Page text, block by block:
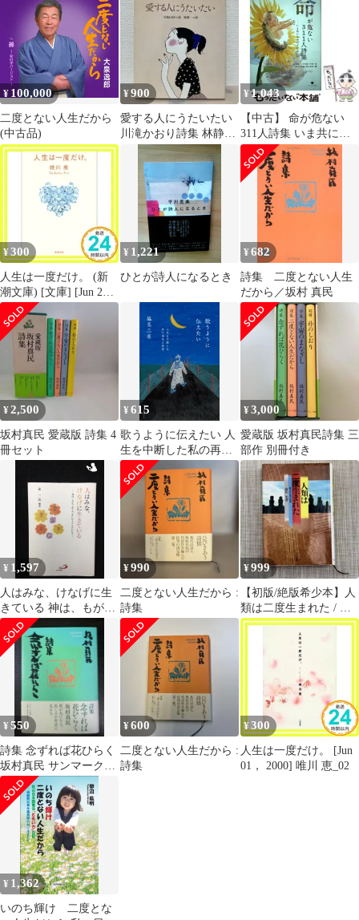
塩見三省（単行本）
¥ 100,000
二度とない人生だから
(中古品)
¥900
愛する人にうたいたい
川滝かおり詩集 林静一
絵 サンリオ
¥ 1,043
【中古】 命が危ない
311人詩集 いま共にふ
みだすために / 佐相憲
一 中村純 宇宿一成 鈴
木比佐雄 亜久津歩 / コ
ールサック社
¥300
人生は一度だけ。 (新
潮文庫) [文庫] [Jun 26,
2005] 恵, 唯川_03
¥ 1,221
ひとが詩人になるとき
¥682
詩集 二度とない人生
だから／坂村 真民
¥2,500
坂村真民 愛蔵版 詩集 4
冊セット
¥615
歌うように伝えたい 人
生を中断した私の再生
と希望/角川春樹事務所/
塩見三省（単行本）
¥3,000
愛蔵版 坂村真民詩集 三
部作 別冊付き
¥ 1,597
人はみな、けなげに生
きている 神は、もが
き、悲しみ、苦しむ人
とともにいる
¥990
二度とない人生だから :
詩集
¥999
【初版/絶版希少本】人
類は二度生まれた / 前
川光 【大日本図書】単
¥550
詩集 念ずれば花ひらく
坂村真民 サンマーク出
版 帯付き【書き込みあ
り】
¥600
二度とない人生だから :
詩集
¥300
人生は一度だけ。 [Jun
01， 2000] 唯川 恵_02
¥ 1,362
いのち輝け 二度とな